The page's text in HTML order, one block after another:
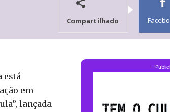
Compartilhado
está
em
lançada
-